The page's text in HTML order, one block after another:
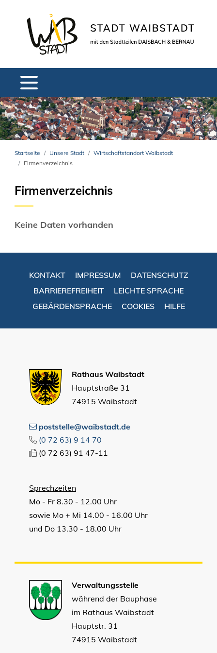
Startseite Unsere Stadt
Wirtschaftstandort Waibstadt
Firmenverzeichnis
Firmenverzeichnis
Keine Daten vorhanden
KONTAKT IMPRESSUM
DATENSCHUTZ
BARRIEREFREIHEIT
LEICHTE SPRACHE
GEBÄRDENSPRACHE
COOKIES HILFE
Rathaus Waibstadt
Hauptstraße 31
74915 Waibstadt
poststelle@waibstadt.de
(0 72 63) 9 14 70
(0 72 63) 91 47-11
Sprechzeiten
Mo - Fr 8.30 - 12.00 Uhr
sowie Mo + Mi 14.00 - 16.00 Uhr
und Do 13.30 - 18.00 Uhr
Verwaltungsstelle
während der Bauphase
im Rathaus Waibstadt
Hauptstr. 31
74915 Waibstadt